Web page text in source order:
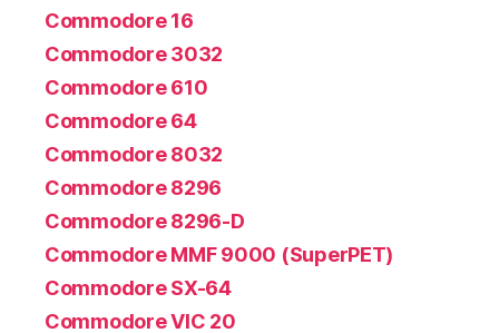
Commodore 16
Commodore 3032
Commodore 610
Commodore 64
Commodore 8032
Commodore 8296
Commodore 8296-D
Commodore MMF 9000 (SuperPET)
Commodore SX-64
Commodore VIC 20